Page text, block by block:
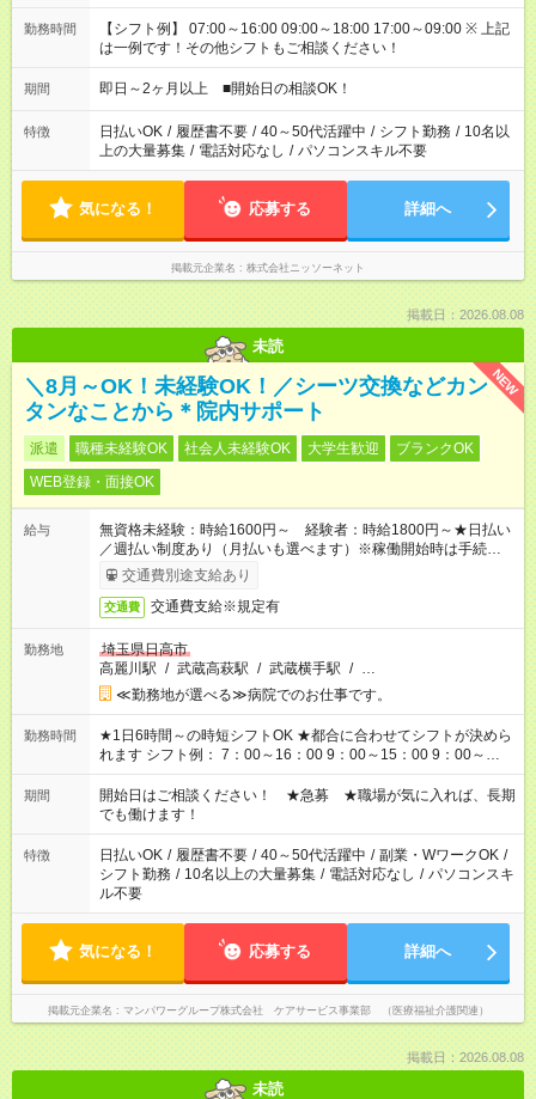
勤務時間
【シフト例】 07:00～16:00 09:00～18:00 17:00～09:00 ※ 上記
は一例です！その他シフトもご相談ください！
期間 即日～2ヶ月以上 ■開始日の相談OK！
特徴 日払いOK / 履歴書不要 / 40～50代活躍中 / シフト勤務 / 10名以
上の大量募集 / 電話対応なし / パソコンスキル不要
気になる！ 応募する 詳細へ
掲載元企業名 株式会社ニッソーネット
掲載日：2026.08.08
未読
NEW
＼8月～OK！未経験OK！／シーツ交換などカン
タンなことから＊院内サポート
派遣 職種未経験OK 社会人未経験OK 大学生歓迎
ブランクOK
WEB登録・面接OK
給与
無資格未経験：時給1600円～ 経験者：時給1800円～★日払い
／週払い制度あり（月払いも選べます）※稼働開始時は手続き完
了次第のお支払いとなります。
交通費別途支給あり
交通費 交通費支給※規定有
勤務地
埼玉県日高市
高麗川駅 / 武蔵高萩駅 / 武蔵横手駅 / …
≪勤務地が選べる≫病院でのお仕事です。
勤務時間
★1日6時間～の時短シフトOK ★都合に合わせてシフトが決めら
れます シフト例： 7：00～16：00 9：00～15：00 9：00～
18：00 11：00～20：00 など ※Wワークの場合、他のお仕事と
合わせ週40時間超の就業はご案内できません ※法令に基づき、
週20時間以上勤務は社会保険への加入対象となります ※労働者
派遣法（日雇い派遣の原則禁止）により、短時間・短期間の就
業はご案内が難しい場合があります
期間
開始日はご相談ください！ ★急募 ★職場が気に入れば、長期
でも働けます！
特徴 日払いOK / 履歴書不要 / 40～50代活躍中 / 副業・WワークOK /
シフト勤務 / 10名以上の大量募集 / 電話対応なし / パソコンスキ
ル不要
気になる！ 応募する 詳細へ
掲載元企業名 マンパワーグループ株式会社 ケアサービス事業部 （医療福祉介護関連）
掲載日：2026.08.08
未読